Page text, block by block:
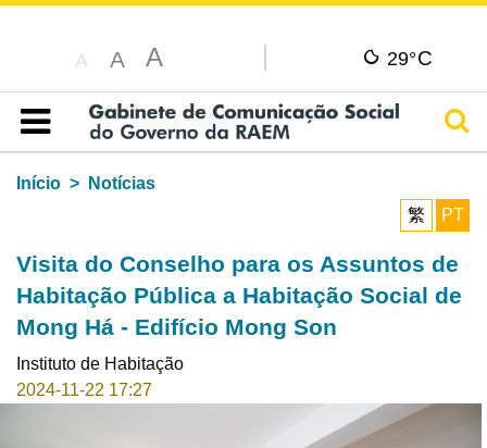
A A A 29°C
Índice
Início
Notícias
繁
PT
Visita do Conselho para os Assuntos de
Habitação Pública a Habitação Social de
Mong Há - Edifício Mong Son
Instituto de Habitação
2024-11-22 17:27